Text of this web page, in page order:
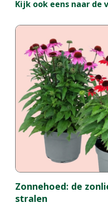
Kijk ook eens naar de
Zonnehoed: de
stralen